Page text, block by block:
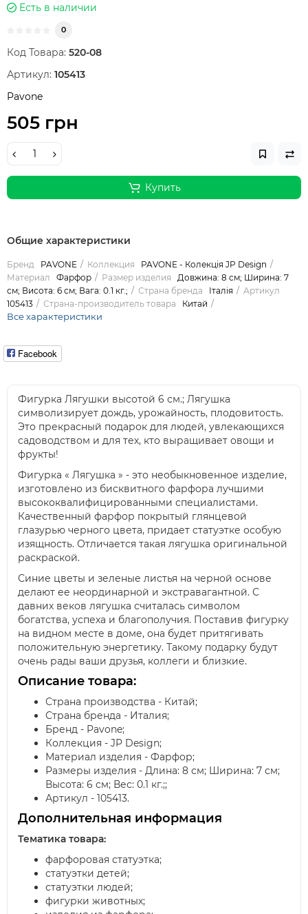
Есть в наличии
0
Код Товара: 520-08
Артикул: 105413
Pavone
505 грн
Купить
Общие характеристики
Бренд PAVONE Коллекция
PAVONE - Колекція JP Design
Материал
Фарфор Размер изделия
Довжина: 8 см; Ширина: 7
см; Висота: 6 см; Вага: 0.1 кг.;
Страна бренда Італія
Артикул
105413
Страна-производитель товара Китай
Все характеристики
Facebook
Фигурка Лягушки высотой 6 см.; Лягушка
символизирует дождь, урожайность, плодовитость.
Это прекрасный подарок для людей, увлекающихся
садоводством и для тех, кто выращивает овощи и
фрукты!
Фигурка « Лягушка » - это необыкновенное изделие,
изготовлено из бисквитного фарфора лучшими
высококвалифицированными специалистами.
Качественный фарфор покрытый глянцевой
глазурью черного цвета, придает статуэтке особую
изящность. Отличается такая лягушка оригинальной
раскраской.
Синие цветы и зеленые листья на черной основе
делают ее неординарной и экстравагантной. С
давних веков лягушка считалась символом
богатства, успеха и благополучия. Поставив фигурку
на видном месте в доме, она будет притягивать
положительную энергетику. Такому подарку будут
очень рады ваши друзья, коллеги и близкие.
Описание товара:
Страна производства - Китай;
Страна бренда - Италия;
Бренд - Pavone;
Коллекция - JP Design;
Материал изделия - Фарфор;
Размеры изделия - Длина: 8 см; Ширина: 7 см;
Высота: 6 см; Вес: 0.1 кг.;;
Артикул - 105413.
Дополнительная информация
Тематика товара:
фарфоровая статуэтка;
статуэтки детей;
статуэтки людей;
фигурки животных;